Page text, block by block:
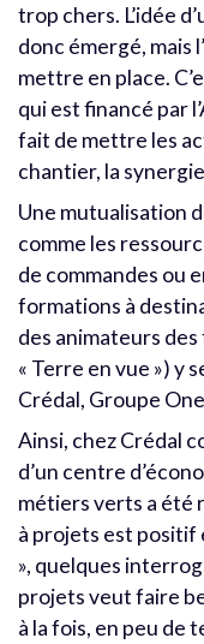
trop chers. L’idée
donc émergé, mais
mettre en place.
qui est financé par
fait de mettre les
chantier, la
Une mutualisation
comme les
de commandes ou
formations à
des animateurs
« Terre en vue ») y
Crédal, Groupe
Ainsi, chez Crédal
d’un centre
métiers verts a été
à projets est positif
», quelques
projets veut faire
à la fois, en peu de